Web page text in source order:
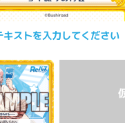
キストを入力してください